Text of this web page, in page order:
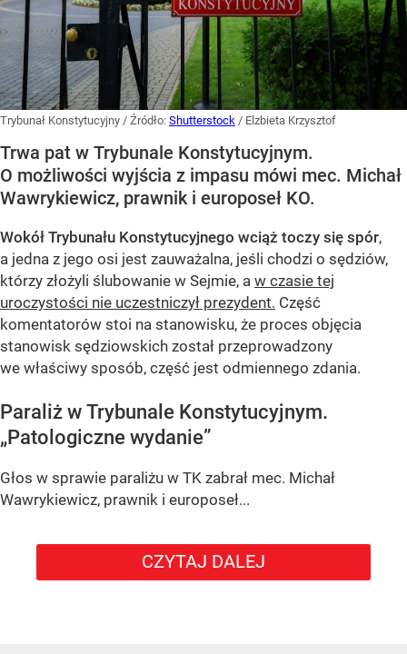
Trybunał Konstytucyjny / Źródło: Shutterstock / Elzbieta Krzysztof
Trwa pat w Trybunale Konstytucyjnym.
O możliwości wyjścia z impasu mówi mec. Michał
Wawrykiewicz, prawnik i europoseł KO.
Wokół Trybunału Konstytucyjnego wciąż toczy się spór,
a jedna z jego osi jest zauważalna, jeśli chodzi o sędziów,
którzy złożyli ślubowanie w Sejmie, a w czasie tej
uroczystości nie uczestniczył prezydent. Część
komentatorów stoi na stanowisku, że proces objęcia
stanowisk sędziowskich został przeprowadzony
we właściwy sposób, część jest odmiennego zdania.
Paraliż w Trybunale Konstytucyjnym.
„Patologiczne wydanie”
Głos w sprawie paraliżu w TK zabrał mec. Michał
Wawrykiewicz, prawnik i europoseł...
CZYTAJ DALEJ